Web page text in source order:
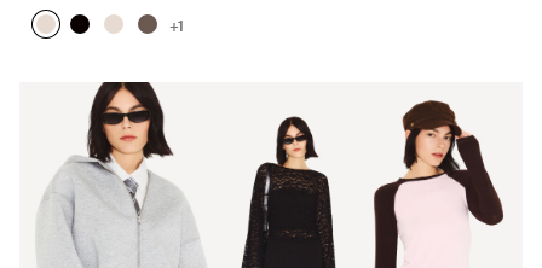
+1
https://www.pieces.com/es-
es/%C3%BAltimas-
novedades/
https://www.pieces.com/es-
es/ropa/